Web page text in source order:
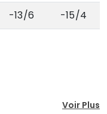
-13/6 -15/4
Voir Plus